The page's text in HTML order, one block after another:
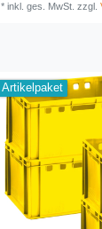
*inkl. ges. MwSt. zzgl.
Artikelpaket